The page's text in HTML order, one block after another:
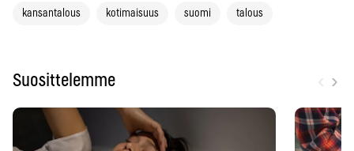
kansantalous kotimaisuus suomi talous
Suosittelemme ›